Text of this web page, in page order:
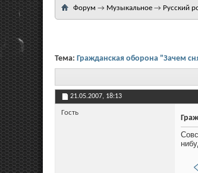
Форум → Музыкальное → Русский
Тема: Гражданская оборона "Зачем
21.05.2007, 18:13
Гость